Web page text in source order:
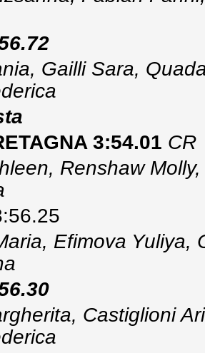
Gailli Sara,
3:54.01 CR
Renshaw
Efimova Yuliya,
Castiglioni